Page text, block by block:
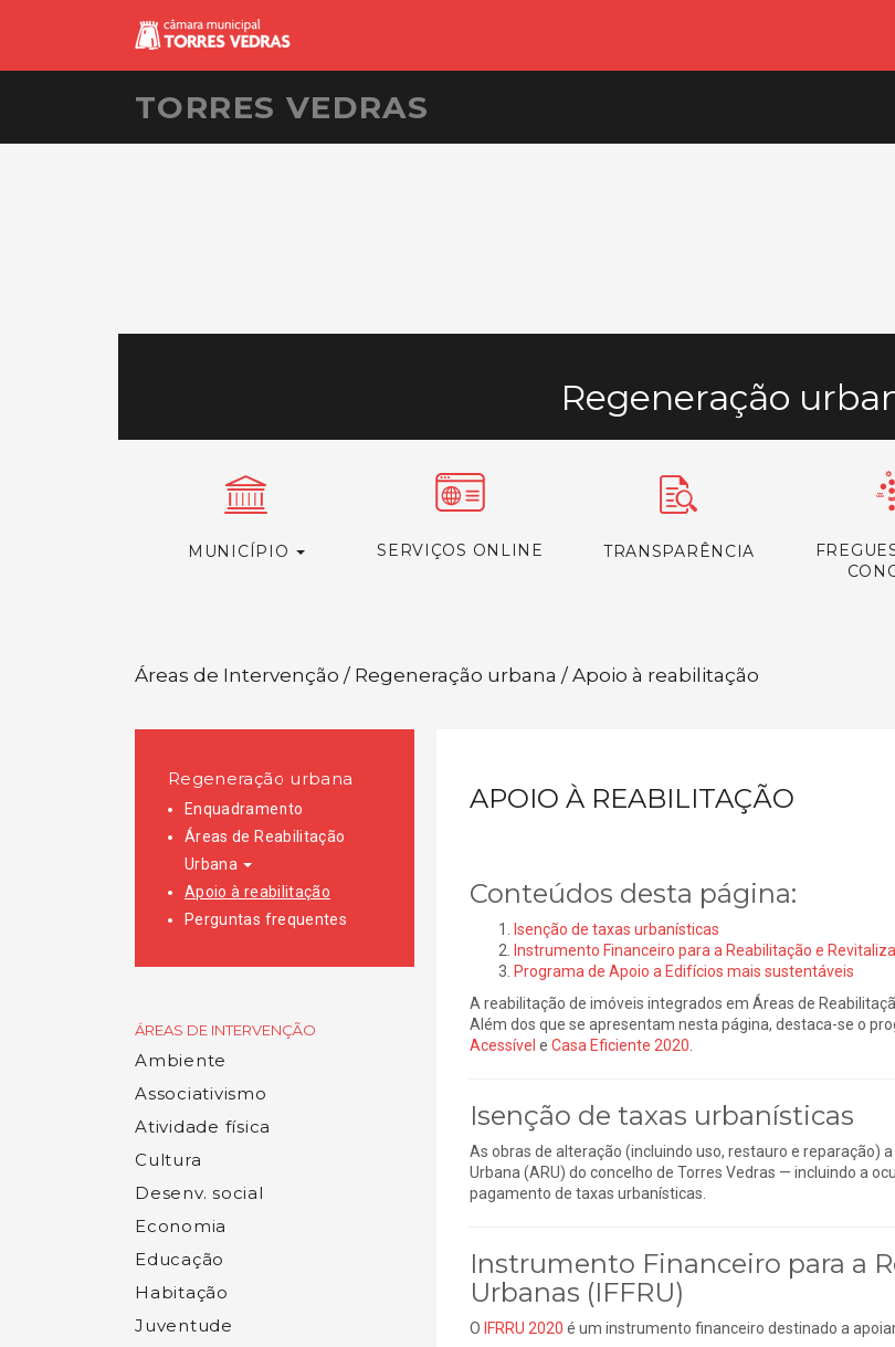
TORRES VEDRAS
Regeneração
MUNICÍPIO SERVIÇOS ONLINE TRANSPARÊNCIA
Áreas de Intervenção / Regeneração urbana / Apoio à reabilitação
Regeneração urbana
Enquadramento
Áreas de Reabilitação
Urbana
Apoio à reabilitação
Perguntas frequentes
ÁREAS DE INTERVENÇÃO
Ambiente
Associativismo
Atividade física
Cultura
Desenv. social
Economia
Educação
Habitação
Juventude
APOIO À REABILITAÇÃO
Conteúdos desta página:
Isenção de taxas urbanísticas
Instrumento Financeiro para a Reabilitação e
Programa de Apoio a Edifícios mais sustentáveis
A reabilitação de imóveis integrados em Áreas de
Além dos que se apresentam nesta página, destaca-se o
Acessível e Casa Eficiente 2020
Isenção de taxas urbanísticas
As obras de alteração (incluindo uso, restauro e reparação)
Urbana (ARU) do concelho de Torres Vedras — incluindo a
pagamento de taxas urbanísticas.
Instrumento Financeiro para a
Urbanas (IFFRU)
O IFRRU 2020 é um instrumento financeiro destinado a